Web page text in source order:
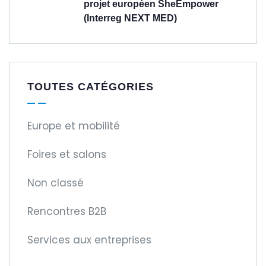
projet européen SheEmpower
(Interreg NEXT MED)
TOUTES CATÉGORIES
Europe et mobilité
Foires et salons
Non classé
Rencontres B2B
Services aux entreprises